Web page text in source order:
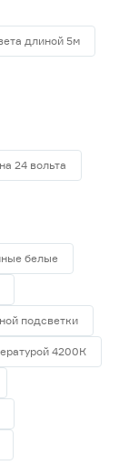
длиной 5м
24 вольта
белые
подсветки
4200К